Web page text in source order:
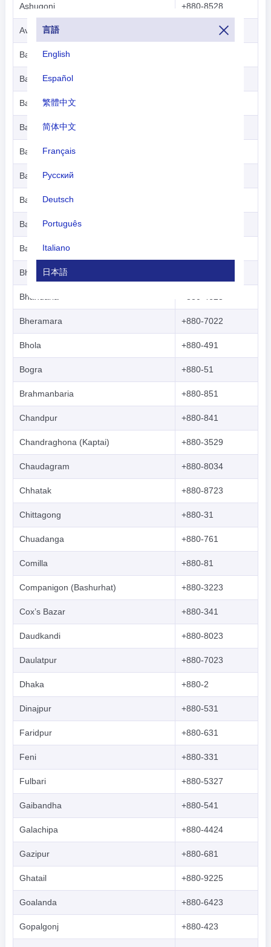
言語
English
Español
繁體中文
简体中文
Français
Русский
Deutsch
Português
Italiano
日本語
tiếng Việt
हिंदी
Ashugonj +880-8528
Avaynagar (Noapara) +880-4222
Badargonj
Bagerhat
Banaripara
Bandarban
Banshkhali
Barguna
Barisal
Bauphal
Bazitpur
Bhairab
Bhandaria
Bheramara +880-7022
Bhola +880-491
Bogra +880-51
Brahmanbaria +880-851
Chandpur +880-841
Chandraghona (Kaptai) +880-3529
Chaudagram +880-8034
Chhatak +880-8723
Chittagong +880-31
Chuadanga +880-761
Comilla +880-81
Companigon (Bashurhat) +880-3223
Cox’s Bazar +880-341
Daudkandi +880-8023
Daulatpur +880-7023
Dhaka +880-2
Dinajpur +880-531
Faridpur +880-631
Feni +880-331
Fulbari +880-5327
Gaibandha +880-541
Galachipa +880-4424
Gazipur +880-681
Ghatail +880-9225
Goalanda +880-6423
Gopalgonj +880-423